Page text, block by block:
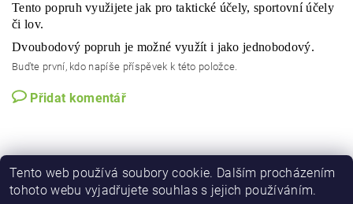
Tento popruh využijete jak pro taktické účely, sportovní účely
či lov.
Dvoubodový popruh je možné využít i jako jednobodový.
Buďte první, kdo napíše příspěvek k této položce.
Přidat komentář
Tento web používá soubory cookie. Dalším procházením
tohoto webu vyjadřujete souhlas s jejich používáním.